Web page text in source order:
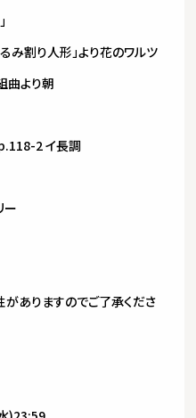
み割り人形」より花のワルツ
曲より朝
2 イ長調
ー
ありますのでご了承くださ